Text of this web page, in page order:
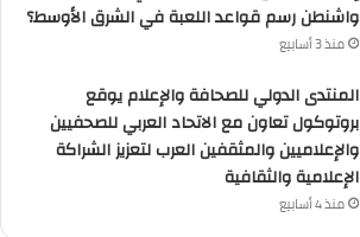
واشنطن رسم قواعد اللعبة في الشرق الأوسط؟
منذ 3 أسابيع
المنتدى الدولي للصحافة والإعلام يوقع
بروتوكول تعاون مع الاتحاد العربي للصحفيين
والإعلاميين والمثقفين العرب لتعزيز الشراكة
الإعلامية والثقافية
منذ 4 أسابيع